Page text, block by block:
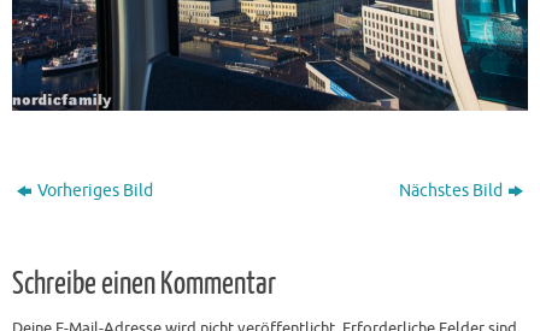
Vorheriges Bild Nächstes Bild
Schreibe einen Kommentar